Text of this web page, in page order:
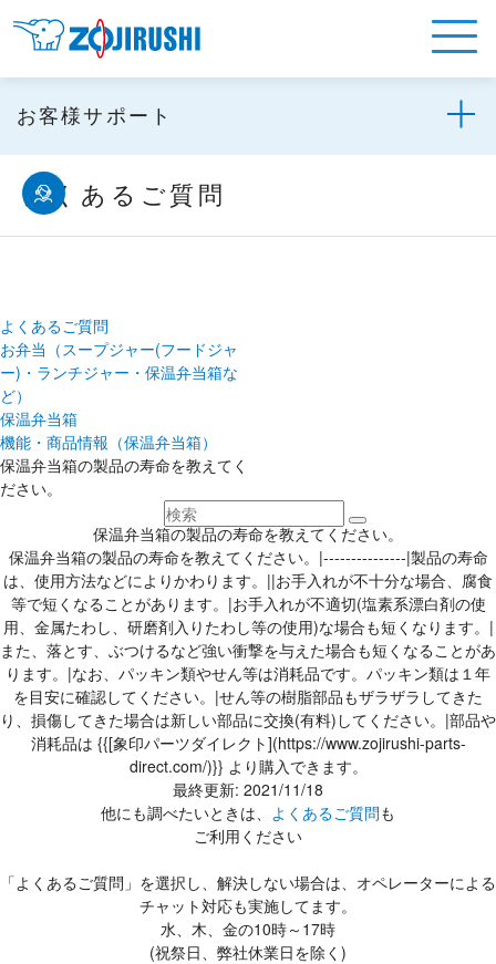
お客様サポート
よくあるご質問
よくあるご質問
お弁当（スープジャー(フードジャ
ー)・ランチジャー・保温弁当箱な
ど）
保温弁当箱
機能・商品情報（保温弁当箱）
保温弁当箱の製品の寿命を教えてく
ださい。
保温弁当箱の製品の寿命を教えてください。
保温弁当箱の製品の寿命を教えてください。|---------------|製品の寿命
は、使用方法などによりかわります。||お手入れが不十分な場合、腐食
等で短くなることがあります。|お手入れが不適切(塩素系漂白剤の使
用、金属たわし、研磨剤入りたわし等の使用)な場合も短くなります。|
また、落とす、ぶつけるなど強い衝撃を与えた場合も短くなることがあ
ります。|なお、パッキン類やせん等は消耗品です。パッキン類は１年
を目安に確認してください。|せん等の樹脂部品もザラザラしてきた
り、損傷してきた場合は新しい部品に交換(有料)してください。|部品や
消耗品は {{[象印パーツダイレクト](https://www.zojirushi-parts-
direct.com/)}} より購入できます。
最終更新: 2021/11/18
他にも調べたいときは、 よくあるご質問も
ご利用ください
「よくあるご質問」を選択し、解決しない場合は、オペレーターによる
チャット対応も実施してます。
水、木、金の10時～17時
(祝祭日、弊社休業日を除く)